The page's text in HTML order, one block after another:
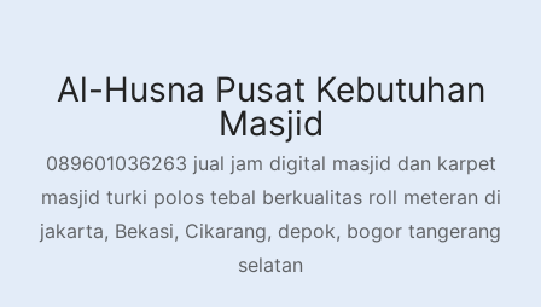
contentAl-Husna Pusat Kebutuhan
Masjid
089601036263 jual jam digital masjid dan karpet
masjid turki polos tebal berkualitas roll meteran di
jakarta, Bekasi, Cikarang, depok, bogor tangerang
selatan